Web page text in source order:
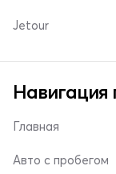
Jetour
Навигация
Главная
Авто с пробегом